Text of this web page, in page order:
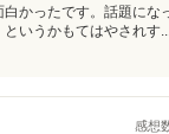
かったです。話題にな
いうかもてはやされす
感想